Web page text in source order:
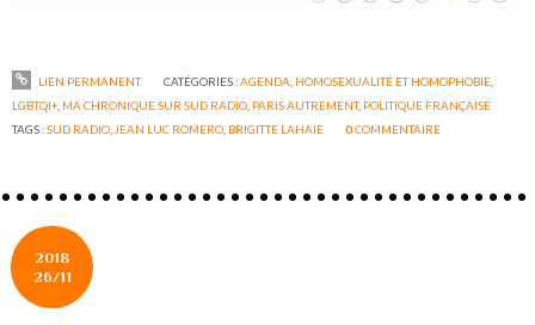
LIEN PERMANENT CATÉGORIES :AGENDA HOMOSEXUALITÉ ET HOMOPHOBIE,
LGBTQI+ MA CHRONIQUE SUR SUD RADIO PARIS AUTREMENT, POLITIQUE FRANÇAISE
TAGS :SUD RADIO JEAN LUC ROMERO BRIGITTE LAHAIE 0COMMENTAIRE
2018
26/11